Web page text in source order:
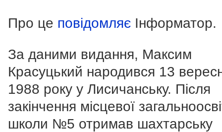
Про це повідомляє Інформатор.
За даними видання, Максим
Красуцький народився 13
1988 року у Лисичанську. Після
закінчення місцевої
школи №5 отримав шахтарську